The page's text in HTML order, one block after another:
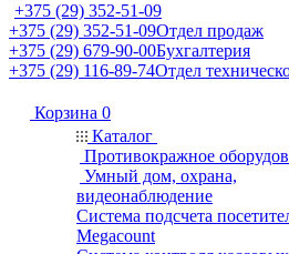
+375 (29) 352-51-09
+375 (29) 352-51-09Отдел продаж
+375 (29) 679-90-00Бухгалтерия
+375 (29) 116-89-74Отдел
Корзина 0
Каталог
Противокражное
Умный дом, охрана,
видеонаблюдение
Система подсчета
Megacount